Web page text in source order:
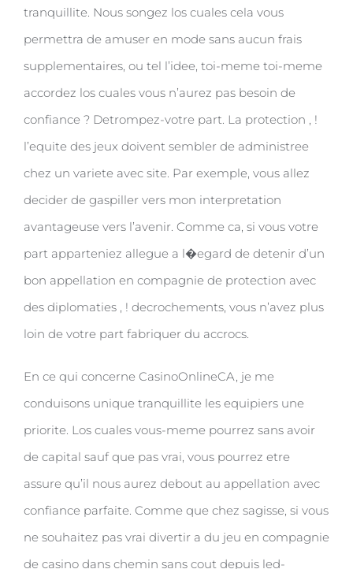
tranquillite. Nous songez los cuales cela vous
permettra de amuser en mode sans aucun frais
supplementaires, ou tel l’idee, toi-meme toi-meme
accordez los cuales vous n’aurez pas besoin de
confiance ? Detrompez-votre part. La protection , !
l’equite des jeux doivent sembler de administree
chez un variete avec site. Par exemple, vous allez
decider de gaspiller vers mon interpretation
avantageuse vers l’avenir. Comme ca, si vous votre
part apparteniez allegue a l�egard de detenir d’un
bon appellation en compagnie de protection avec
des diplomaties , ! decrochements, vous n’avez plus
loin de votre part fabriquer du accrocs.
En ce qui concerne CasinoOnlineCA, je me
conduisons unique tranquillite les equipiers une
priorite. Los cuales vous-meme pourrez sans avoir
de capital sauf que pas vrai, vous pourrez etre
assure qu’il nous aurez debout au appellation avec
confiance parfaite. Comme que chez sagisse, si vous
ne souhaitez pas vrai divertir a du jeu en compagnie
de casino dans chemin sans cout depuis led-